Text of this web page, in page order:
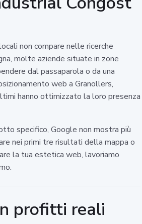
non compare nelle ricerche
molte aziende situate in zone
dal passaparola o da una
web a Granollers,
hanno ottimizzato la loro presenza
specifico, Google non mostra più
nei primi tre risultati della mappa o
la tua estetica web, lavoriamo
profitti reali